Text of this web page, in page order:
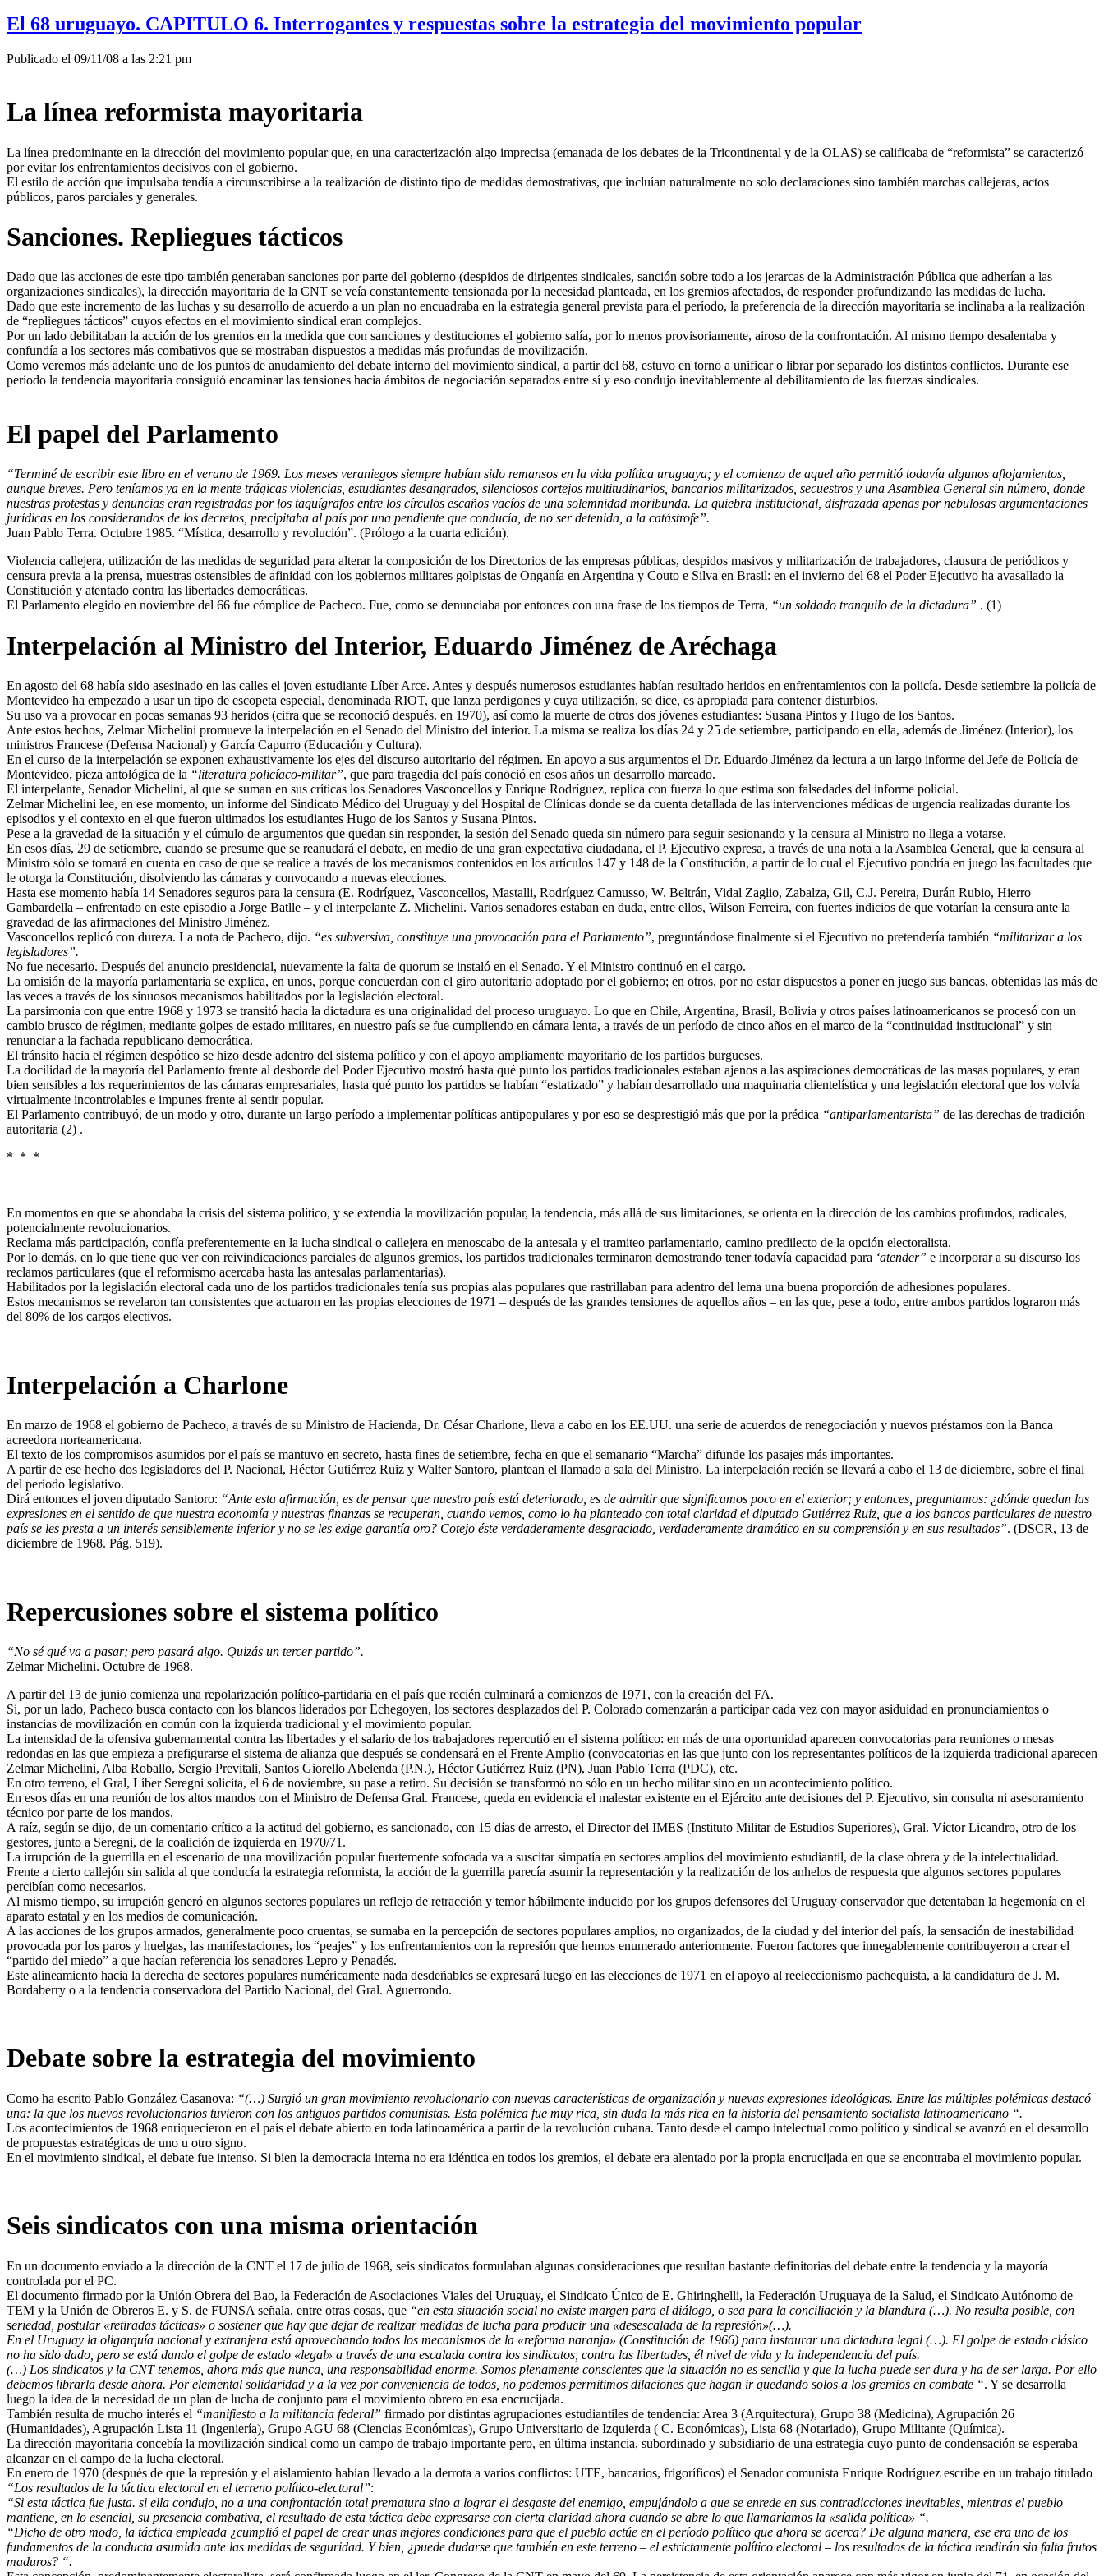
El 68 uruguayo. CAPITULO 6. Interrogantes y respuestas sobre la estrategia del movimiento popular
Publicado el 09/11/08 a las 2:21 pm
La línea reformista mayoritaria
La línea predominante en la dirección del movimiento popular que, en una caracterización algo imprecisa (emanada de los debates de la Tricontinental y de la OLAS) se calificaba de “reformista” se caracterizó
por evitar los enfrentamientos decisivos con el gobierno.
El estilo de acción que impulsaba tendía a circunscribirse a la realización de distinto tipo de medidas demostrativas, que incluían naturalmente no solo declaraciones sino también marchas callejeras, actos
públicos, paros parciales y generales.
Sanciones. Repliegues tácticos
Dado que las acciones de este tipo también generaban sanciones por parte del gobierno (despidos de dirigentes sindicales, sanción sobre todo a los jerarcas de la Administración Pública que adherían a las
organizaciones sindicales), la dirección mayoritaria de la CNT se veía constantemente tensionada por la necesidad planteada, en los gremios afectados, de responder profundizando las medidas de lucha.
Dado que este incremento de las luchas y su desarrollo de acuerdo a un plan no encuadraba en la estrategia general prevista para el período, la preferencia de la dirección mayoritaria se inclinaba a la realización
de “repliegues tácticos” cuyos efectos en el movimiento sindical eran complejos.
Por un lado debilitaban la acción de los gremios en la medida que con sanciones y destituciones el gobierno salía, por lo menos provisoriamente, airoso de la confrontación. Al mismo tiempo desalentaba y
confundía a los sectores más combativos que se mostraban dispuestos a medidas más profundas de movilización.
Como veremos más adelante uno de los puntos de anudamiento del debate interno del movimiento sindical, a partir del 68, estuvo en torno a unificar o librar por separado los distintos conflictos. Durante ese
período la tendencia mayoritaria consiguió encaminar las tensiones hacia ámbitos de negociación separados entre sí y eso condujo inevitablemente al debilitamiento de las fuerzas sindicales.
El papel del Parlamento
“Terminé de escribir este libro en el verano de 1969. Los meses veraniegos siempre habían sido remansos en la vida política uruguaya; y el comienzo de aquel año permitió todavía algunos aflojamientos,
aunque breves. Pero teníamos ya en la mente trágicas violencias, estudiantes desangrados, silenciosos cortejos multitudinarios, bancarios militarizados, secuestros y una Asamblea General sin número, donde
nuestras protestas y denuncias eran registradas por los taquígrafos entre los círculos escaños vacíos de una solemnidad moribunda. La quiebra institucional, disfrazada apenas por nebulosas argumentaciones
jurídicas en los considerandos de los decretos, precipitaba al país por una pendiente que conducía, de no ser detenida, a la catástrofe”.
Juan Pablo Terra. Octubre 1985. “Mística, desarrollo y revolución”. (Prólogo a la cuarta edición).
Violencia callejera, utilización de las medidas de seguridad para alterar la composición de los Directorios de las empresas públicas, despidos masivos y militarización de trabajadores, clausura de periódicos y
censura previa a la prensa, muestras ostensibles de afinidad con los gobiernos militares golpistas de Onganía en Argentina y Couto e Silva en Brasil: en el invierno del 68 el Poder Ejecutivo ha avasallado la
Constitución y atentado contra las libertades democráticas.
El Parlamento elegido en noviembre del 66 fue cómplice de Pacheco. Fue, como se denunciaba por entonces con una frase de los tiempos de Terra, “un soldado tranquilo de la dictadura” . (1)
Interpelación al Ministro del Interior, Eduardo Jiménez de Aréchaga
En agosto del 68 había sido asesinado en las calles el joven estudiante Líber Arce. Antes y después numerosos estudiantes habían resultado heridos en enfrentamientos con la policía. Desde setiembre la policía de
Montevideo ha empezado a usar un tipo de escopeta especial, denominada RIOT, que lanza perdigones y cuya utilización, se dice, es apropiada para contener disturbios.
Su uso va a provocar en pocas semanas 93 heridos (cifra que se reconoció después. en 1970), así como la muerte de otros dos jóvenes estudiantes: Susana Pintos y Hugo de los Santos.
Ante estos hechos, Zelmar Michelini promueve la interpelación en el Senado del Ministro del interior. La misma se realiza los días 24 y 25 de setiembre, participando en ella, además de Jiménez (Interior), los
ministros Francese (Defensa Nacional) y García Capurro (Educación y Cultura).
En el curso de la interpelación se exponen exhaustivamente los ejes del discurso autoritario del régimen. En apoyo a sus argumentos el Dr. Eduardo Jiménez da lectura a un largo informe del Jefe de Policía de
Montevideo, pieza antológica de la “literatura policíaco-militar”, que para tragedia del país conoció en esos años un desarrollo marcado.
El interpelante, Senador Michelini, al que se suman en sus críticas los Senadores Vasconcellos y Enrique Rodríguez, replica con fuerza lo que estima son falsedades del informe policial.
Zelmar Michelini lee, en ese momento, un informe del Sindicato Médico del Uruguay y del Hospital de Clínicas donde se da cuenta detallada de las intervenciones médicas de urgencia realizadas durante los
episodios y el contexto en el que fueron ultimados los estudiantes Hugo de los Santos y Susana Pintos.
Pese a la gravedad de la situación y el cúmulo de argumentos que quedan sin responder, la sesión del Senado queda sin número para seguir sesionando y la censura al Ministro no llega a votarse.
En esos días, 29 de setiembre, cuando se presume que se reanudará el debate, en medio de una gran expectativa ciudadana, el P. Ejecutivo expresa, a través de una nota a la Asamblea General, que la censura al
Ministro sólo se tomará en cuenta en caso de que se realice a través de los mecanismos contenidos en los artículos 147 y 148 de la Constitución, a partir de lo cual el Ejecutivo pondría en juego las facultades que
le otorga la Constitución, disolviendo las cámaras y convocando a nuevas elecciones.
Hasta ese momento había 14 Senadores seguros para la censura (E. Rodríguez, Vasconcellos, Mastalli, Rodríguez Camusso, W. Beltrán, Vidal Zaglio, Zabalza, Gil, C.J. Pereira, Durán Rubio, Hierro
Gambardella – enfrentado en este episodio a Jorge Batlle – y el interpelante Z. Michelini. Varios senadores estaban en duda, entre ellos, Wilson Ferreira, con fuertes indicios de que votarían la censura ante la
gravedad de las afirmaciones del Ministro Jiménez.
Vasconcellos replicó con dureza. La nota de Pacheco, dijo. “es subversiva, constituye una provocación para el Parlamento”, preguntándose finalmente si el Ejecutivo no pretendería también “militarizar a los
legisladores”.
No fue necesario. Después del anuncio presidencial, nuevamente la falta de quorum se instaló en el Senado. Y el Ministro continuó en el cargo.
La omisión de la mayoría parlamentaria se explica, en unos, porque concuerdan con el giro autoritario adoptado por el gobierno; en otros, por no estar dispuestos a poner en juego sus bancas, obtenidas las más de
las veces a través de los sinuosos mecanismos habilitados por la legislación electoral.
La parsimonia con que entre 1968 y 1973 se transitó hacia la dictadura es una originalidad del proceso uruguayo. Lo que en Chile, Argentina, Brasil, Bolivia y otros países latinoamericanos se procesó con un
cambio brusco de régimen, mediante golpes de estado militares, en nuestro país se fue cumpliendo en cámara lenta, a través de un período de cinco años en el marco de la “continuidad institucional” y sin
renunciar a la fachada republicano democrática.
El tránsito hacia el régimen despótico se hizo desde adentro del sistema político y con el apoyo ampliamente mayoritario de los partidos burgueses.
La docilidad de la mayoría del Parlamento frente al desborde del Poder Ejecutivo mostró hasta qué punto los partidos tradicionales estaban ajenos a las aspiraciones democráticas de las masas populares, y eran
bien sensibles a los requerimientos de las cámaras empresariales, hasta qué punto los partidos se habían “estatizado” y habían desarrollado una maquinaria clientelística y una legislación electoral que los volvía
virtualmente incontrolables e impunes frente al sentir popular.
El Parlamento contribuyó, de un modo y otro, durante un largo período a implementar políticas antipopulares y por eso se desprestigió más que por la prédica “antiparlamentarista” de las derechas de tradición
autoritaria (2) .
* * *
En momentos en que se ahondaba la crisis del sistema político, y se extendía la movilización popular, la tendencia, más allá de sus limitaciones, se orienta en la dirección de los cambios profundos, radicales,
potencialmente revolucionarios.
Reclama más participación, confía preferentemente en la lucha sindical o callejera en menoscabo de la antesala y el tramiteo parlamentario, camino predilecto de la opción electoralista.
Por lo demás, en lo que tiene que ver con reivindicaciones parciales de algunos gremios, los partidos tradicionales terminaron demostrando tener todavía capacidad para ‘atender” e incorporar a su discurso los
reclamos particulares (que el reformismo acercaba hasta las antesalas parlamentarias).
Habilitados por la legislación electoral cada uno de los partidos tradicionales tenía sus propias alas populares que rastrillaban para adentro del lema una buena proporción de adhesiones populares.
Estos mecanismos se revelaron tan consistentes que actuaron en las propias elecciones de 1971 – después de las grandes tensiones de aquellos años – en las que, pese a todo, entre ambos partidos lograron más
del 80% de los cargos electivos.
Interpelación a Charlone
En marzo de 1968 el gobierno de Pacheco, a través de su Ministro de Hacienda, Dr. César Charlone, lleva a cabo en los EE.UU. una serie de acuerdos de renegociación y nuevos préstamos con la Banca
acreedora norteamericana.
El texto de los compromisos asumidos por el país se mantuvo en secreto, hasta fines de setiembre, fecha en que el semanario “Marcha” difunde los pasajes más importantes.
A partir de ese hecho dos legisladores del P. Nacional, Héctor Gutiérrez Ruiz y Walter Santoro, plantean el llamado a sala del Ministro. La interpelación recién se llevará a cabo el 13 de diciembre, sobre el final
del período legislativo.
Dirá entonces el joven diputado Santoro: “Ante esta afirmación, es de pensar que nuestro país está deteriorado, es de admitir que significamos poco en el exterior; y entonces, preguntamos: ¿dónde quedan las
expresiones en el sentido de que nuestra economía y nuestras finanzas se recuperan, cuando vemos, como lo ha planteado con total claridad el diputado Gutiérrez Ruiz, que a los bancos particulares de nuestro
país se les presta a un interés sensiblemente inferior y no se les exige garantía oro? Cotejo éste verdaderamente desgraciado, verdaderamente dramático en su comprensión y en sus resultados”. (DSCR, 13 de
diciembre de 1968. Pág. 519).
Repercusiones sobre el sistema político
“No sé qué va a pasar; pero pasará algo. Quizás un tercer partido”.
Zelmar Michelini. Octubre de 1968.
A partir del 13 de junio comienza una repolarización político-partidaria en el país que recién culminará a comienzos de 1971, con la creación del FA.
Si, por un lado, Pacheco busca contacto con los blancos liderados por Echegoyen, los sectores desplazados del P. Colorado comenzarán a participar cada vez con mayor asiduidad en pronunciamientos o
instancias de movilización en común con la izquierda tradicional y el movimiento popular.
La intensidad de la ofensiva gubernamental contra las libertades y el salario de los trabajadores repercutió en el sistema político: en más de una oportunidad aparecen convocatorias para reuniones o mesas
redondas en las que empieza a prefigurarse el sistema de alianza que después se condensará en el Frente Amplio (convocatorias en las que junto con los representantes políticos de la izquierda tradicional aparecen
Zelmar Michelini, Alba Roballo, Sergio Previtali, Santos Giorello Abelenda (P.N.), Héctor Gutiérrez Ruiz (PN), Juan Pablo Terra (PDC), etc.
En otro terreno, el Gral, Líber Seregni solicita, el 6 de noviembre, su pase a retiro. Su decisión se transformó no sólo en un hecho militar sino en un acontecimiento político.
En esos días en una reunión de los altos mandos con el Ministro de Defensa Gral. Francese, queda en evidencia el malestar existente en el Ejército ante decisiones del P. Ejecutivo, sin consulta ni asesoramiento
técnico por parte de los mandos.
A raíz, según se dijo, de un comentario crítico a la actitud del gobierno, es sancionado, con 15 días de arresto, el Director del IMES (Instituto Militar de Estudios Superiores), Gral. Víctor Licandro, otro de los
gestores, junto a Seregni, de la coalición de izquierda en 1970/71.
La irrupción de la guerrilla en el escenario de una movilización popular fuertemente sofocada va a suscitar simpatía en sectores amplios del movimiento estudiantil, de la clase obrera y de la intelectualidad.
Frente a cierto callejón sin salida al que conducía la estrategia reformista, la acción de la guerrilla parecía asumir la representación y la realización de los anhelos de respuesta que algunos sectores populares
percibían como necesarios.
Al mismo tiempo, su irrupción generó en algunos sectores populares un reflejo de retracción y temor hábilmente inducido por los grupos defensores del Uruguay conservador que detentaban la hegemonía en el
aparato estatal y en los medios de comunicación.
A las acciones de los grupos armados, generalmente poco cruentas, se sumaba en la percepción de sectores populares amplios, no organizados, de la ciudad y del interior del país, la sensación de inestabilidad
provocada por los paros y huelgas, las manifestaciones, los “peajes” y los enfrentamientos con la represión que hemos enumerado anteriormente. Fueron factores que innegablemente contribuyeron a crear el
“partido del miedo” a que hacían referencia los senadores Lepro y Penadés.
Este alineamiento hacia la derecha de sectores populares numéricamente nada desdeñables se expresará luego en las elecciones de 1971 en el apoyo al reeleccionismo pachequista, a la candidatura de J. M.
Bordaberry o a la tendencia conservadora del Partido Nacional, del Gral. Aguerrondo.
Debate sobre la estrategia del movimiento
Como ha escrito Pablo González Casanova: “(…) Surgió un gran movimiento revolucionario con nuevas características de organización y nuevas expresiones ideológicas. Entre las múltiples polémicas destacó
una: la que los nuevos revolucionarios tuvieron con los antiguos partidos comunistas. Esta polémica fue muy rica, sin duda la más rica en la historia del pensamiento socialista latinoamericano “.
Los acontecimientos de 1968 enriquecieron en el país el debate abierto en toda latinoamérica a partir de la revolución cubana. Tanto desde el campo intelectual como político y sindical se avanzó en el desarrollo
de propuestas estratégicas de uno u otro signo.
En el movimiento sindical, el debate fue intenso. Si bien la democracia interna no era idéntica en todos los gremios, el debate era alentado por la propia encrucijada en que se encontraba el movimiento popular.
Seis sindicatos con una misma orientación
En un documento enviado a la dirección de la CNT el 17 de julio de 1968, seis sindicatos formulaban algunas consideraciones que resultan bastante definitorias del debate entre la tendencia y la mayoría
controlada por el PC.
El documento firmado por la Unión Obrera del Bao, la Federación de Asociaciones Viales del Uruguay, el Sindicato Único de E. Ghiringhelli, la Federación Uruguaya de la Salud, el Sindicato Autónomo de
TEM y la Unión de Obreros E. y S. de FUNSA señala, entre otras cosas, que “en esta situación social no existe margen para el diálogo, o sea para la conciliación y la blandura (…). No resulta posible, con
seriedad, postular «retiradas tácticas» o sostener que hay que dejar de realizar medidas de lucha para producir una «desescalada de la represión»(…).
En el Uruguay la oligarquía nacional y extranjera está aprovechando todos los mecanismos de la «reforma naranja» (Constitución de 1966) para instaurar una dictadura legal (…). El golpe de estado clásico
no ha sido dado, pero se está dando el golpe de estado «legal» a través de una escalada contra los sindicatos, contra las libertades, él nivel de vida y la independencia del país.
(…) Los sindicatos y la CNT tenemos, ahora más que nunca, una responsabilidad enorme. Somos plenamente conscientes que la situación no es sencilla y que la lucha puede ser dura y ha de ser larga. Por ello
debemos librarla desde ahora. Por elemental solidaridad y a la vez por conveniencia de todos, no podemos permitimos dilaciones que hagan ir quedando solos a los gremios en combate “. Y se desarrolla
luego la idea de la necesidad de un plan de lucha de conjunto para el movimiento obrero en esa encrucijada.
También resulta de mucho interés el “manifiesto a la militancia federal” firmado por distintas agrupaciones estudiantiles de tendencia: Area 3 (Arquitectura), Grupo 38 (Medicina), Agrupación 26
(Humanidades), Agrupación Lista 11 (Ingeniería), Grupo AGU 68 (Ciencias Económicas), Grupo Universitario de Izquierda ( C. Económicas), Lista 68 (Notariado), Grupo Militante (Química).
La dirección mayoritaria concebía la movilización sindical como un campo de trabajo importante pero, en última instancia, subordinado y subsidiario de una estrategia cuyo punto de condensación se esperaba
alcanzar en el campo de la lucha electoral.
En enero de 1970 (después de que la represión y el aislamiento habían llevado a la derrota a varios conflictos: UTE, bancarios, frigoríficos) el Senador comunista Enrique Rodríguez escribe en un trabajo titulado
“Los resultados de la táctica electoral en el terreno político-electoral”:
“Si esta táctica fue justa. si ella condujo, no a una confrontación total prematura sino a lograr el desgaste del enemigo, empujándolo a que se enrede en sus contradicciones inevitables, mientras el pueblo
mantiene, en lo esencial, su presencia combativa, el resultado de esta táctica debe expresarse con cierta claridad ahora cuando se abre lo que llamaríamos la «salida política» “.
“Dicho de otro modo, la táctica empleada ¿cumplió el papel de crear unas mejores condiciones para que el pueblo actúe en el período político que ahora se acerca? De alguna manera, ese era uno de los
fundamentos de la conducta asumida ante las medidas de seguridad. Y bien, ¿puede dudarse que también en este terreno – el estrictamente político electoral – los resultados de la táctica rendirán sin falta frutos
maduros? “.